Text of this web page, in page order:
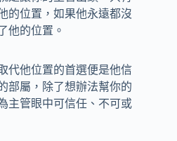
的位置，如果他永遠都沒
他的位置。
代他位置的首選便是他信
部屬，除了想辦法幫你的
主管眼中可信任、不可或